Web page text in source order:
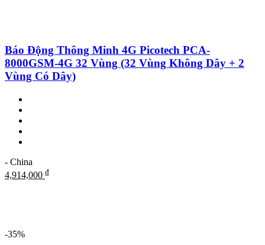
Báo Động Thông Minh 4G Picotech PCA-
8000GSM-4G 32 Vùng (32 Vùng Không Dây + 2
Vùng Có Dây)
- China
4,914,000 ₫
-35%